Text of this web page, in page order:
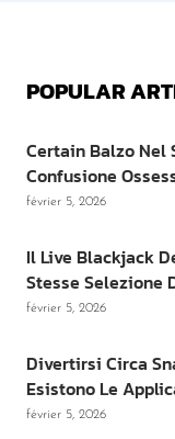
POPULAR
Certain Balzo Nel
Confusione
février 5, 2026
Il Live Blackjack
Stesse Selezione
février 5, 2026
Divertirsi Circa
Esistono Le
février 5, 2026